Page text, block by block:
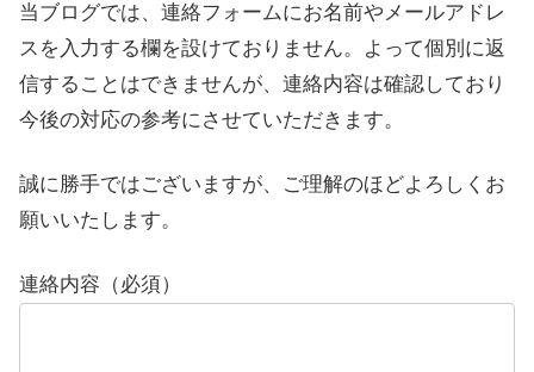
当ブログでは、連絡フォームにお名前やメールアドレ
スを入力する欄を設けておりません。よって個別に返
信することはできませんが、連絡内容は確認しており
今後の対応の参考にさせていただきます。
誠に勝手ではございますが、ご理解のほどよろしくお
願いいたします。
連絡内容（必須）